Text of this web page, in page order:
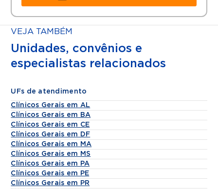
VEJA TAMBÉM
Unidades, convênios e
especialistas relacionados
UFs de atendimento
Clínicos Gerais em AL
Clínicos Gerais em BA
Clínicos Gerais em CE
Clínicos Gerais em DF
Clínicos Gerais em MA
Clínicos Gerais em MS
Clínicos Gerais em PA
Clínicos Gerais em PE
Clínicos Gerais em PR